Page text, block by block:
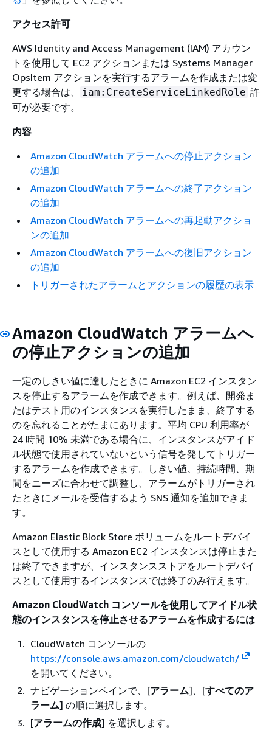
アクセス許可
AWS Identity and Access Management (IAM) アカウン
トを使用して EC2 アクションまたは Systems Manager
OpsItem アクションを実行するアラームを作成または変
更する場合は、
iam:CreateServiceLinkedRole 許
可が必要です。
内容
Amazon CloudWatch アラームへの停止アクション
の追加
Amazon CloudWatch アラームへの終了アクション
の追加
Amazon CloudWatch アラームへの再起動アクショ
ンの追加
Amazon CloudWatch アラームへの復旧アクション
の追加
トリガーされたアラームとアクションの履歴の表示
Amazon CloudWatch アラームへ
の停止アクションの追加
一定のしきい値に達したときに Amazon EC2 インスタン
スを停止するアラームを作成できます。例えば、開発ま
たはテスト用のインスタンスを実行したまま、終了する
のを忘れることがたまにあります。平均 CPU 利用率が
24 時間 10% 未満である場合に、インスタンスがアイド
ル状態で使用されていないという信号を発してトリガー
するアラームを作成できます。しきい値、持続時間、期
間をニーズに合わせて調整し、アラームがトリガーされ
たときにメールを受信するよう SNS 通知を追加できま
す。
Amazon Elastic Block Store ボリュームをルートデバイ
スとして使用する Amazon EC2 インスタンスは停止また
は終了できますが、インスタンスストアをルートデバイ
スとして使用するインスタンスでは終了のみ行えます。
Amazon CloudWatch コンソールを使用してアイドル状
態のインスタンスを停止させるアラームを作成するには
CloudWatch コンソールの
https://console.aws.amazon.com/cloudwatch/
を開いてください。
ナビゲーションペインで、[アラーム]、[すべてのア
ラーム] の順に選択します。
[アラームの作成] を選択します。